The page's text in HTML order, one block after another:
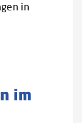
in
im